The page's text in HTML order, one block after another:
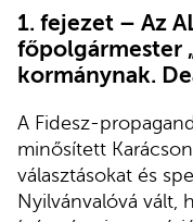
1. fejezet – Az
főpolgármester
kormánynak.
A Fidesz-
minősített
választásokat és
Nyilvánvalóvá vált,